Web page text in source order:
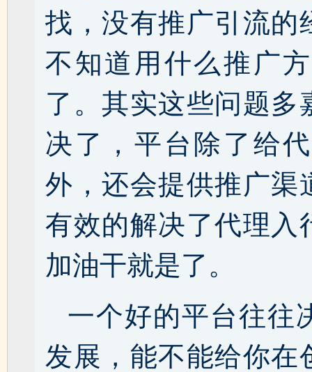
找，没有推广引流的
不知道用什么推广
了。其实这些问题多
决了，平台除了给
外，还会提供推广渠
有效的解决了代理入
加油干就是了。
一个好的平台往往
发展，能不能给你在